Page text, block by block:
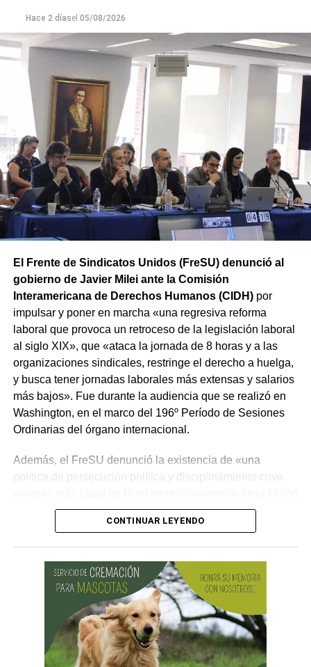
destacar que numerosos senadores y gobernadores ya
habían adelantado su rechazo a esta modificación.
De esta forma, ATE mantiene la movilización prevista
y concentrará a partir de las 12 hs en Av. Rivadavia y
Rodriguez Peña (CABA).Además, las movilizaciones se
replicarán en las principales ciudades de todas las
provincias en el marco de la Jornada Nacional de Lucha
convocada por el sindicato.
Hace 2 díasel 05/08/2026
El Frente de Sindicatos Unidos (FreSU) denunció al
gobierno de Javier Milei ante la Comisión
Interamericana de Derechos Humanos (CIDH)por
impulsar y poner en marcha «una regresiva reforma
laboral que provoca un retroceso de la legislación laboral
al siglo XIX», que «ataca la jornada de 8 horas y a las
organizaciones sindicales, restringe el derecho a huelga,
y busca tener jornadas laborales más extensas y salarios
más bajos». Fue durante la audiencia que se realizó en
Washington, en el marco del 196º Período de Sesiones
Ordinarias del órgano internacional.
Además, el FreSU denunció la existencia de «una
política de persecución política y disciplinamiento cuyo
Obrera Metalúrgica (UOM) y la persecución mediática,
gremial, jurídica y personal» desplegada por funcionarios
(APLA), Pablo Biró.
«El espíritu de esta reforma es beneficiar sólo a los
empresarios y aumentar sus márgenes de rentabilidad a
partir de una mayor explotación. Jornadas más extensas
y salarios más bajos», dijo el secretario general de ATE,
Rodolfo Aguiar, al iniciar la exposición por parte del
CONTINUAR LEYENDO